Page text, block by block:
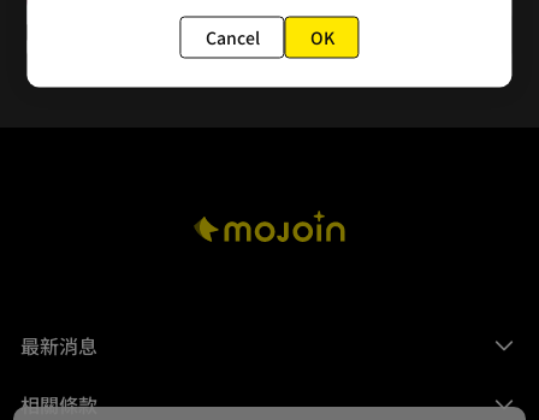
第18話 我愚蠢的女兒
最新消息
相關條款
Cancel OK